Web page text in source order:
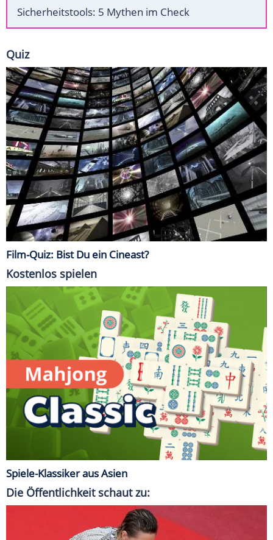
Sicherheitstools: 5 Mythen im Check
Quiz
Film-Quiz: Bist Du ein Cineast?
Kostenlos spielen
Spiele-Klassiker aus Asien
Die Öffentlichkeit schaut zu: